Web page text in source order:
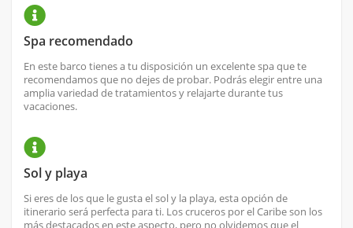
Spa recomendado
En este barco tienes a tu disposición un excelente spa que te
recomendamos que no dejes de probar. Podrás elegir entre una
amplia variedad de tratamientos y relajarte durante tus
vacaciones.
Sol y playa
Si eres de los que le gusta el sol y la playa, esta opción de
itinerario será perfecta para ti. Los cruceros por el Caribe son los
más destacados en este aspecto, pero no olvidemos que el